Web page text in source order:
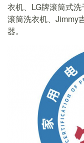
衣机、LG牌滚筒式
滚筒洗衣机、Jimmy
器。